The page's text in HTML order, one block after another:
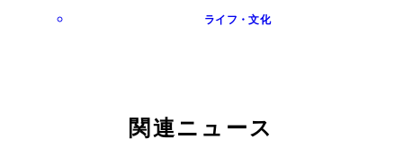
ライフ・文化
関連ニュース